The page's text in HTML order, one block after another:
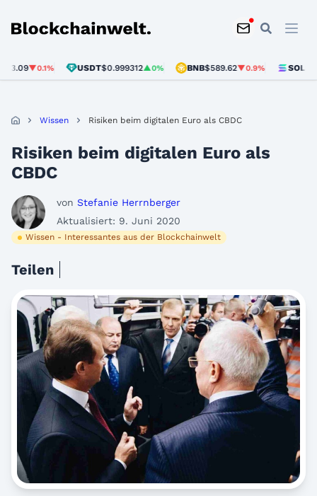
Blockchainwelt
USDT$0.999312▲0% BNB $589.62▼0.9% SOL $73.63
Wissen Risiken beim digitalen Euro als CBDC
Risiken beim digitalen Euro als
CBDC
von Stefanie Herrnberger
Aktualisiert: 9. Juni 2020
Wissen - Interessantes aus der Blockchainwelt
Teilen